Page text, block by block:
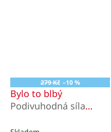
279 Kč –10 %
Bylo to blbý
Podivuhodná síla